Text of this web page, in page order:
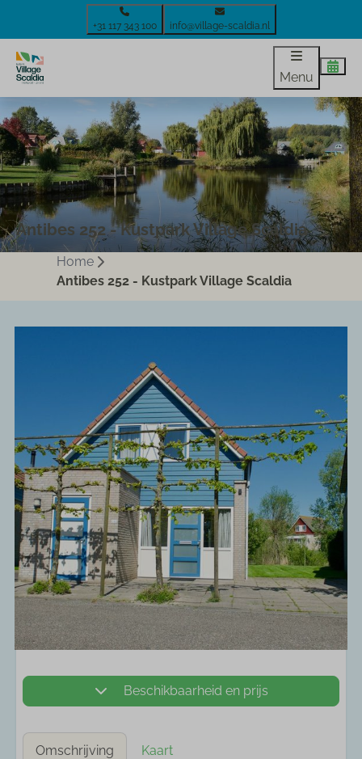
+31 117 343 100 info@village-scaldia.nl
Menu
Antibes 252 - Kustpark Village Scaldia
Home
Antibes 252 - Kustpark Village Scaldia
Beschikbaarheid en prijs
Omschrijving Kaart